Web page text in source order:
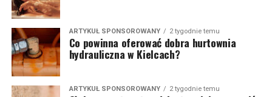
ARTYKUŁ SPONSOROWANY 2 tygodnie temu
Co powinna oferować dobra hurtownia
hydrauliczna w Kielcach?
ARTYKUŁ SPONSOROWANY 2 tygodnie temu